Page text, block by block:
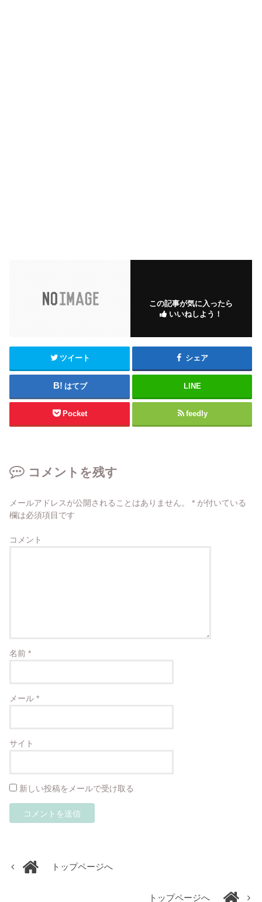
この記事が気に入ったら
いいねしよう！
ツイート シェア
はてブ LINE
Pocket feedly
コメントを残す
メールアドレスが公開されることはありません。 * が付いている
欄は必須項目です
コメント
名前*
メール*
サイト
新しい投稿をメールで受け取る
トップページへ
トップページへ